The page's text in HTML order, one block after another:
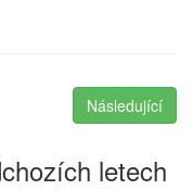
Následující
letech